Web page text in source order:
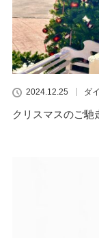
2024.12.25 ダ
クリスマスのご馳